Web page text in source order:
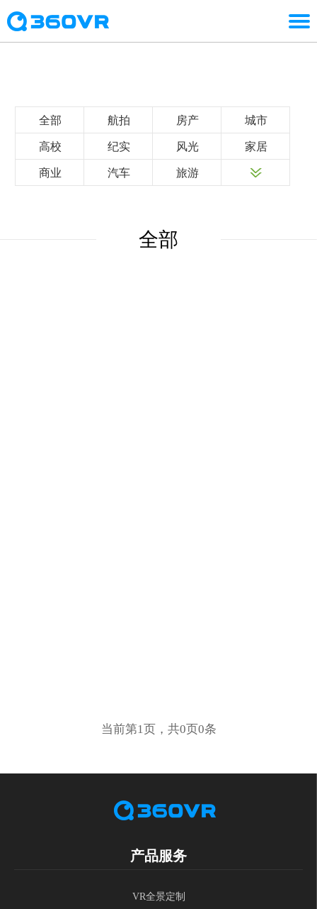
全部 航拍 房产 城市
高校 纪实 风光 家居
商业 汽车 旅游
全部
当前第1页，共0页0条
产品服务
VR全景定制